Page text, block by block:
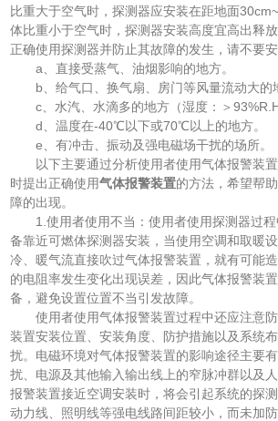
比重大于空气时，探测器应安装在距地面
体比重小于空气时，探测器安装高度宜高出释
正确使用探测器并防止其故障的发生，请不要
a、直接受蒸气、油烟影响的地方。
b、给气口、换气扇、房门等风量流动大的
c、水汽、水滴多的地方（湿度：＞93%R.H
d、温度在-40℃以下或70℃以上的地方。
e、有冲击、振动及强电磁场干扰的场所。
以下主要通过分析使用者使用气体报警装置
时提出正确使用气体报警装置的方法，希望帮
障的出现。
1.使用者使用不当：使用者使用探测器过程
备靠近可燃体探测器安装，当使用空调和取暖
冷、暖气流直接吹过气体报警装置，就有可能
的电阻率发生变化出现误差，因此气体报警装
备，避免设置位置不当引发故障。
使用者使用气体报警装置过程中还应注意防
装置安装位置、安装角度、防护措施以及系统
扰。电磁环境对气体报警装置的影响途径主要
扰、电源及其他输入输出线上的窄脉冲群以及
报警装置接近空调安装时，将会引起系统的探
动力线、照明线等强电线路间距较小，而未加